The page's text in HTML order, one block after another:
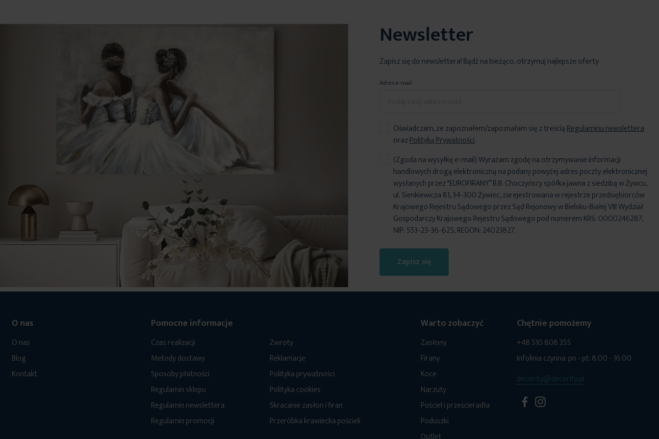
Newsletter
Zapisz się do newslettera! Bądź na bieżąco, otrzymuj najlepsze oferty
Adres e-mail
Oświadczam, że zapoznałem/zapoznałam się z treściąRegulaminu newslettera
orazPolityką Prywatności.
Zapisz się
(Zgoda na wysyłkę e-mail) Wyrażam zgodę na otrzymywanie informacji
handlowych drogą elektroniczną na podany powyżej adres poczty elektronicznej
wysłanych przez "EUROFIRANY” B.B. Choczyńscy spółka jawna z siedzibą w Żywcu,
ul. Sienkiewicza 81, 34-300 Żywiec, zarejestrowana w rejestrze przedsiębiorców
Krajowego Rejestru Sądowego przez Sąd Rejonowy w Bielsku-Białej VIII Wydział
Gospodarczy Krajowego Rejestru Sądowego pod numerem KRS: 0000246287,
NIP: 553-23-36-625, REGON: 24023827.
O nas
O nas
Blog
Kontakt
Pomocne informacje
Czas realizacji
Metody dostawy
Sposoby płatności
Regulamin sklepu
Regulamin newslettera
Regulamin promocji
Zwroty
Reklamacje
Polityka prywatności
Polityka cookies
Skracanie zasłon i firan
Przeróbka krawiecka pościeli
Warto zobaczyć
Zasłony
Firany
Koce
Narzuty
Pościel i prześcieradła
Poduszki
Chętnie pomożemy
+48 510 808 355
Infolinia czynna: pn - pt: 8:00 - 16:00
decority@decority.pl